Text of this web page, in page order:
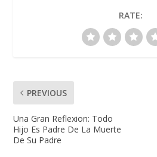
RATE:
PREVIOUS
Una Gran Reflexion: Todo
Hijo Es Padre De La Muerte
De Su Padre